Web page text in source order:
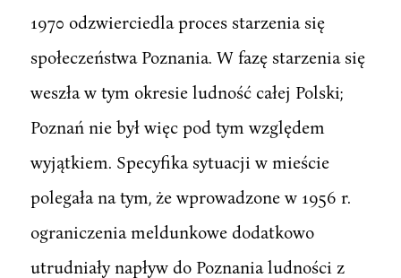
1970 odzwierciedla proces starzenia się
społeczeństwa Poznania. W fazę starzenia się
weszła w tym okresie ludność całej Polski;
Poznań nie był więc pod tym względem
wyjątkiem. Specyfika sytuacji w mieście
polegała na tym, że wprowadzone w 1956 r.
ograniczenia meldunkowe dodatkowo
utrudniały napływ do Poznania ludności z